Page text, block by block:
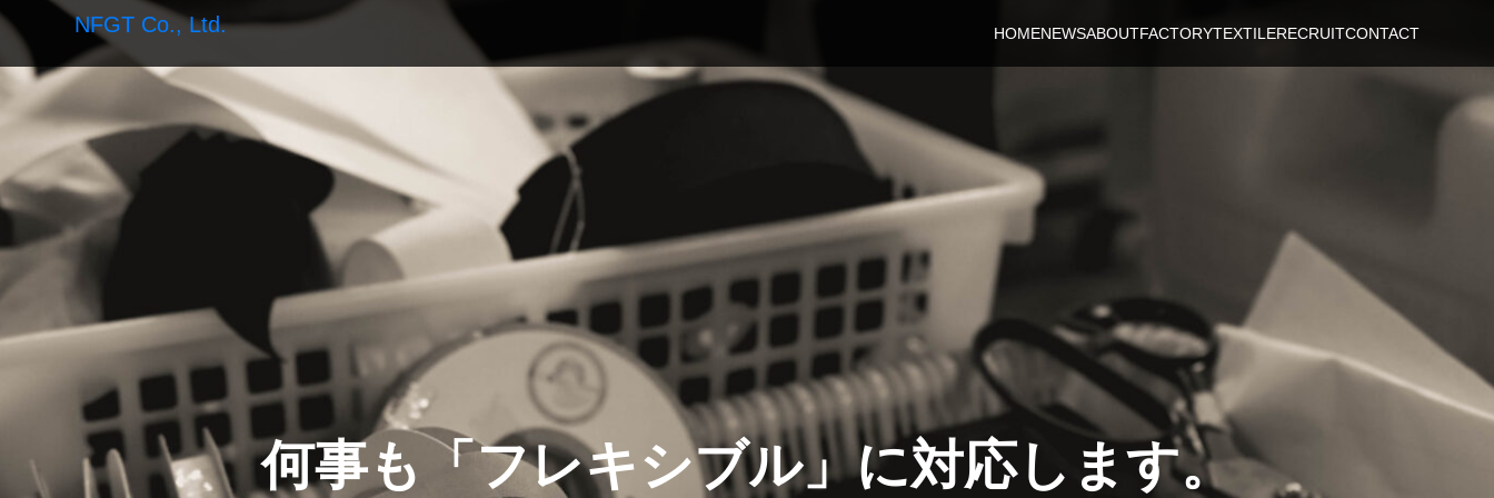
NFGT Co., Ltd. HOMENEWSABOUTFACTORYTEXTILERECRUITCONTACT
何事も「フレキシブル」に対応します。